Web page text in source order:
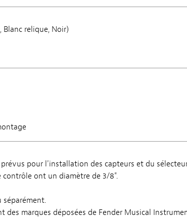
Blanc relique, Noir)
pour l'installation des capteurs et du
ont un diamètre de 3/8".
séparément.
des marques déposées de Fender Musical